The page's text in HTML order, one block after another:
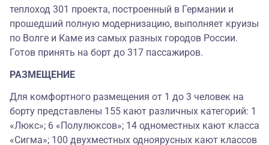
теплоход 301 проекта, построенный в Германии и
прошедший полную модернизацию, выполняет круизы
по Волге и Каме из самых разных городов России.
Готов принять на борт до 317 пассажиров.
РАЗМЕЩЕНИЕ
Для комфортного размещения от 1 до 3 человек на
борту представлены 155 кают различных категорий: 1
«Люкс»; 6 «Полулюксов»; 14 одноместных кают класса
«Сигма»; 100 двухместных одноярусных кают классов